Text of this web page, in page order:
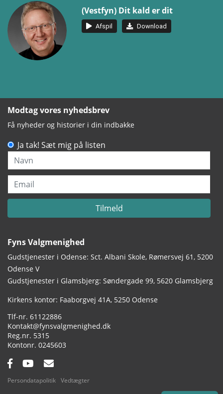
(Vestfyn) Dit kald er dit
Afspil Download
Fyns Valgmenighed
Gudstjenester i Odense: Sct. Albani Skole, Rømersvej 61, 5200
Odense V
Gudstjenester i Glamsbjerg: Søndergade 99, 5620 Glamsbjerg
Adresse:
Kirkens kontor: Faaborgvej 41A 5250 Odense
Tlf.:
61122886
Email:
Kontakt@fynsvalgmenighed.dk
Reg.nr.:
5315
Kontonummer:
0245603
Facebook:
YouTube:
Email:
Modtag vores nyhedsbrev
Få nyheder og historier i din indbakke
Ja tak! Sæt mig på listen
Navn
Email
Tilmeld
Persondatapolitik Vedtægter